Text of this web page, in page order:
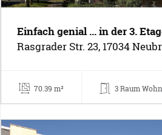
Einfach genial ... in der 3.
Rasgrader Str. 23, 17034
70.39 m² 3 Raum